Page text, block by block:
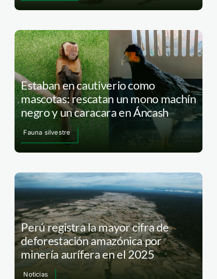
Estaban en cautiverio como
mascotas: rescatan un mono machín
negro y un caracara en Áncash
Fauna silvestre
Perú registra la mayor cifra de
deforestación amazónica por
minería aurífera en el 2025
Noticias